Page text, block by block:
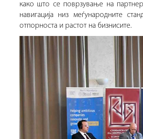
како што се поврзување на
навигација низ меѓународните
отпорноста и растот на бизнисите.